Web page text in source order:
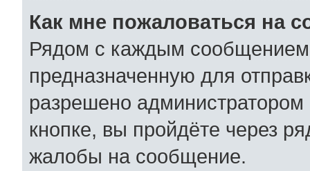
Как мне пожаловаться на
Рядом с каждым сообщением
предназначенную для
разрешено
кнопке, вы пройдёте через
жалобы на сообщение.